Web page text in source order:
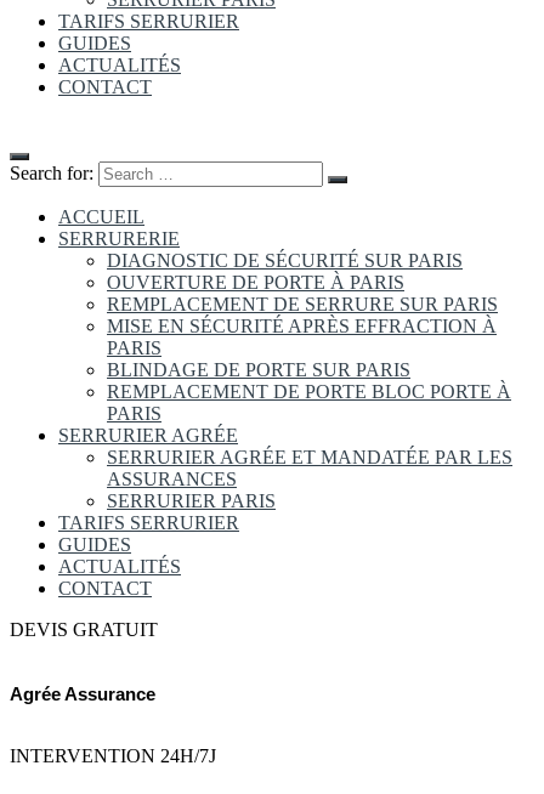
TARIFS SERRURIER
GUIDES
ACTUALITÉS
CONTACT
Search for:
ACCUEIL
SERRURERIE
DIAGNOSTIC DE SÉCURITÉ SUR PARIS
OUVERTURE DE PORTE À PARIS
REMPLACEMENT DE SERRURE SUR PARIS
MISE EN SÉCURITÉ APRÈS EFFRACTION À
PARIS
BLINDAGE DE PORTE SUR PARIS
REMPLACEMENT DE PORTE BLOC PORTE À
PARIS
SERRURIER AGRÉE
SERRURIER AGRÉE ET MANDATÉE PAR LES
ASSURANCES
SERRURIER PARIS
TARIFS SERRURIER
GUIDES
ACTUALITÉS
CONTACT
DEVIS GRATUIT
Agrée Assurance
INTERVENTION 24H/7J